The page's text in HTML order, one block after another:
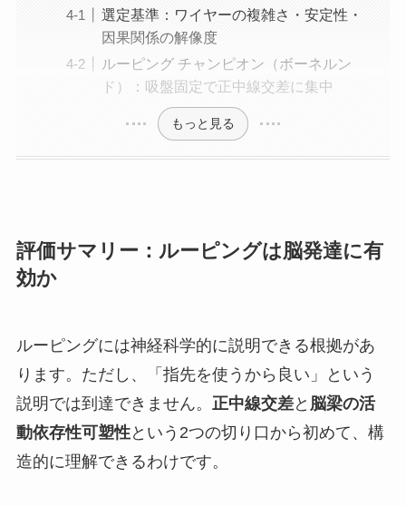
選定基準：ワイヤーの複雑さ・安定性・
因果関係の解像度
ルーピング チャンピオン（ボーネルン
ド）：吸盤固定で正中線交差に集中
もっと見る
評価サマリー：ルーピングは脳発達に有
効か
ルーピングには神経科学的に説明できる根拠があ
ります。ただし、「指先を使うから良い」という
説明では到達できません。 正中線交差と 脳梁の活
動依存性可塑性という2つの切り口から初めて、構
造的に理解できるわけです。